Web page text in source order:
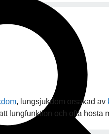
, lungsjukdom orsakad av
lungfunktion och ofta hosta